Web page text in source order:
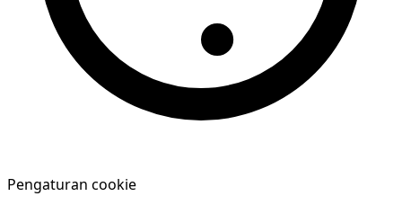
Pengaturan cookie